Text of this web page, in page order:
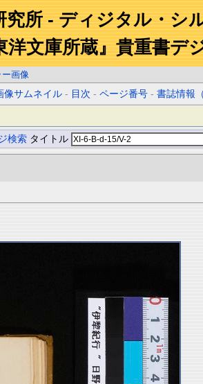
究所 - ディジタル・シ
洋文庫所蔵』貴重書デ
ー画像
像サムネイル - 目次 -ページ番号 -書誌情報
検索 タイトル